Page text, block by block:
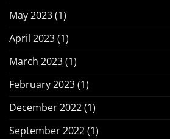
May 2023(1)
April 2023(1)
March 2023(1)
February 2023(1)
December 2022(1)
September 2022(1)